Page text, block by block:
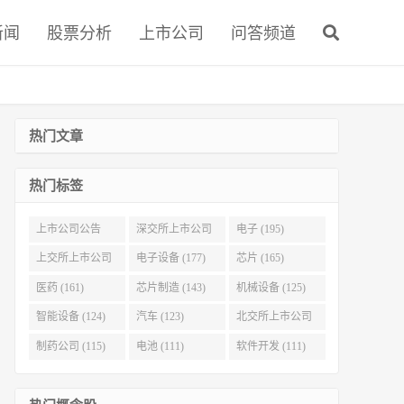
股票分析 上市公司 问答频道
热门文章
热门标签
上市公司公告
(321)
深交所上市公司
(215)
电子 (195)
上交所上市公司
(186)
电子设备 (177) 芯片 (165)
医药 (161) 芯片制造 (143) 机械设备 (125)
智能设备 (124) 汽车 (123) 北交所上市公司
(116)
制药公司 (115) 电池 (111) 软件开发 (111)